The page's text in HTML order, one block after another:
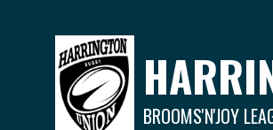
BROOMS'N'JOY